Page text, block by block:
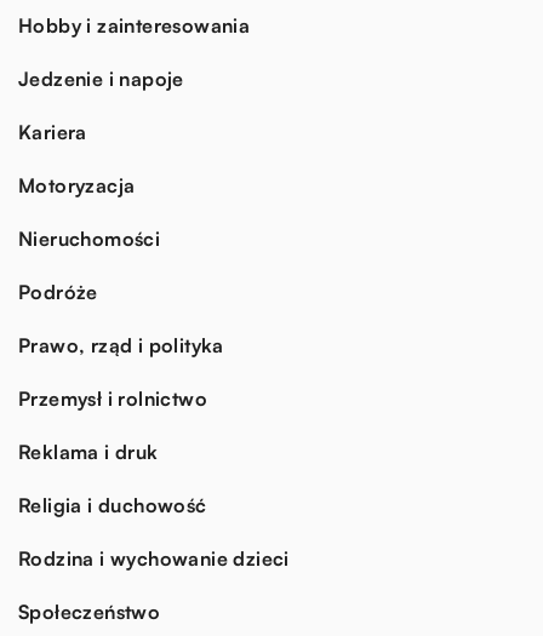
Hobby i zainteresowania
Jedzenie i napoje
Kariera
Motoryzacja
Nieruchomości
Podróże
Prawo, rząd i polityka
Przemysł i rolnictwo
Reklama i druk
Religia i duchowość
Rodzina i wychowanie dzieci
Społeczeństwo